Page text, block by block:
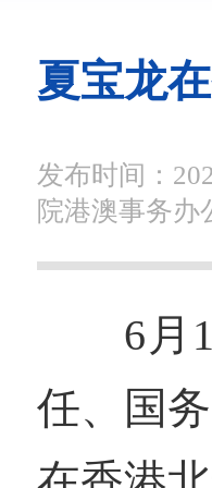
夏宝龙
发布时间：
院港澳事务办
6月
任、国